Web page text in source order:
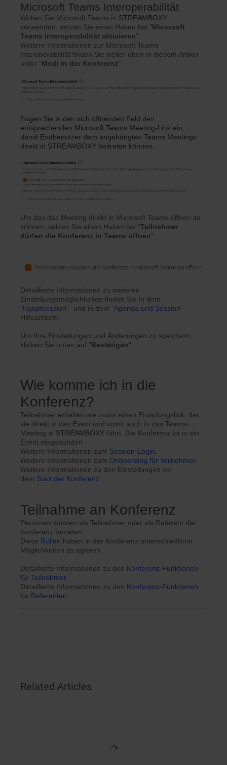
Microsoft Teams Interoperabilität
Wollen Sie Microsoft Teams in STREAMBOXY
verwenden, setzen Sie einen Haken bei "Microsoft
Teams Interoperabilität aktivieren".
Weitere Informationen zur Microsoft Teams
Interoperabilität finden Sie weiter oben in diesem Artikel
unter "Modi in der Konferenz".
Fügen Sie in den sich öffnenden Feld den
entsprechenden Microsoft Teams Meeting-Link ein,
damit Endbenutzer dem angehängten Teams Meetings
direkt in STREAMBOXY beitreten können.
Um das das Meeting direkt in Microsoft Teams öffnen zu
können, setzen Sie einen Haken bei "Teilnehmer
dürfen die Konferenz in Teams öffnen".
Detaillierte Informationen zu weiteren
Einstellungsmöglichkeiten finden Sie in dem
"Hauptsession"- und in dem "Agenda und Session" -
Hilfeartikeln.
Um Ihre Einstellungen und Änderungen zu speichern,
klicken Sie unten auf "Bestätigen".
Wie komme ich in die
Konferenz?
Teilnehmer erhalten wie zuvor einen Einladungslink, der
sie direkt in das Event und somit auch in das Teams-
Meeting in STREAMBOXY führt. Die Konferenz ist in ein
Event eingebunden.
Weitere Informationen zum Session-Login.
Weitere Informationen zum Onboarding für Teilnehmer.
Weitere Informationen zu den Einstellungen vor
dem Start der Konferenz.
Teilnahme an Konferenz
Personen können als Teilnehmer oder als Referent die
Konferenz betreten.
Diese Rollen haben in der Konferenz unterschiedliche
Möglichkeiten zu agieren.
Detaillierte Informationen zu den Konferenz-Funktionen
für Teilnehmer.
Detaillierte Informationen zu den Konferenz-Funktionen
für Referenten.
Related Articles